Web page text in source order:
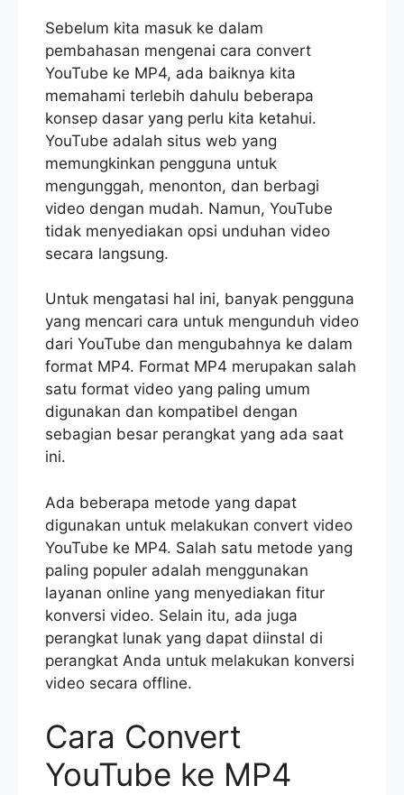
Sebelum kita masuk ke dalam
pembahasan mengenai cara convert
YouTube ke MP4, ada baiknya kita
memahami terlebih dahulu beberapa
konsep dasar yang perlu kita ketahui.
YouTube adalah situs web yang
memungkinkan pengguna untuk
mengunggah, menonton, dan berbagi
video dengan mudah. Namun, YouTube
tidak menyediakan opsi unduhan video
secara langsung.
Untuk mengatasi hal ini, banyak pengguna
yang mencari cara untuk mengunduh video
dari YouTube dan mengubahnya ke dalam
format MP4. Format MP4 merupakan salah
satu format video yang paling umum
digunakan dan kompatibel dengan
sebagian besar perangkat yang ada saat
ini.
Ada beberapa metode yang dapat
digunakan untuk melakukan convert video
YouTube ke MP4. Salah satu metode yang
paling populer adalah menggunakan
layanan online yang menyediakan fitur
konversi video. Selain itu, ada juga
perangkat lunak yang dapat diinstal di
perangkat Anda untuk melakukan konversi
video secara offline.
Cara Convert
YouTube ke MP4